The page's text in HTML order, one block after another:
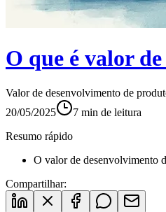
O que é valor
Valor de desenvolvimento de
20/05/2025
7 min de leitura
Resumo rápido
O valor de desenvolvimento
Compartilhar: